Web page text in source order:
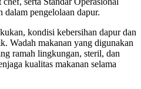
dalam pengelolaan dapur.
kondisi kebersihan dapur dan
Wadah makanan yang digunakan
ramah lingkungan, steril, dan
kualitas makanan selama